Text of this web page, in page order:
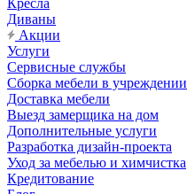
Кресла
Диваны
Акции
Услуги
Сервисные службы
Сборка мебели в учреждении
Доставка мебели
Выезд замерщика на дом
Дополнительные услуги
Разработка дизайн-проекта
Уход за мебелью и химчистка
Кредитование